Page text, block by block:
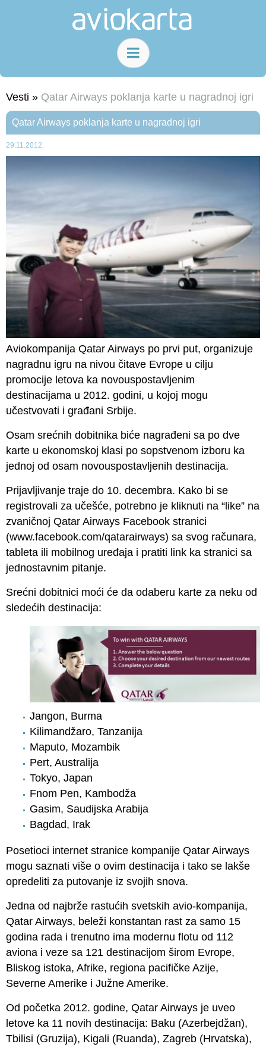
Vesti » Qatar Airways poklanja karte u nagradnoj igri
Qatar Airways poklanja karte u nagradnoj igri
29.11.2012.
Aviokompanija Qatar Airways po prvi put, organizuje
nagradnu igru na nivou čitave Evrope u cilju
promocije letova ka novouspostavljenim
destinacijama u 2012. godini, u kojoj mogu
učestvovati i građani Srbije.
Osam srećnih dobitnika biće nagrađeni sa po dve
karte u ekonomskoj klasi po sopstvenom izboru ka
jednoj od osam novouspostavljenih destinacija.
Prijavljivanje traje do 10. decembra. Kako bi se
registrovali za učešće, potrebno je kliknuti na “like” na
zvaničnoj Qatar Airways Facebook stranici
(www.facebook.com/qatarairways) sa svog računara,
tableta ili mobilnog uređaja i pratiti link ka stranici sa
jednostavnim pitanje.
Srećni dobitnici moći će da odaberu karte za neku od
sledećih destinacija:
Jangon, Burma
Kilimandžaro, Tanzanija
Maputo, Mozambik
Pert, Australija
Tokyo, Japan
Fnom Pen, Kambodža
Gasim, Saudijska Arabija
Bagdad, Irak
Posetioci internet stranice kompanije Qatar Airways
mogu saznati više o ovim destinacija i tako se lakše
opredeliti za putovanje iz svojih snova.
Jedna od najbrže rastućih svetskih avio-kompanija,
Qatar Airways, beleži konstantan rast za samo 15
godina rada i trenutno ima modernu flotu od 112
aviona i veze sa 121 destinacijom širom Evrope,
Bliskog istoka, Afrike, regiona pacifičke Azije,
Severne Amerike i Južne Amerike.
Od početka 2012. godine, Qatar Airways je uveo
letove ka 11 novih destinacija: Baku (Azerbejdžan),
Tbilisi (Gruzija), Kigali (Ruanda), Zagreb (Hrvatska),